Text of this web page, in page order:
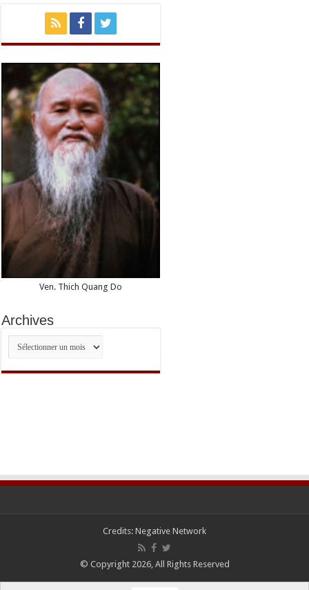
Ven. Thich Quang Do
Archives
Archives
Credits: Negative Network
© Copyright 2026, All Rights Reserved